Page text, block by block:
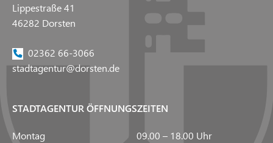
Lippestraße 41
46282 Dorsten
02362 66-3066
stadtagentur@dorsten.de
STADTAGENTUR ÖFFNUNGSZEITEN
Montag
09.00 – 18.00 Uhr